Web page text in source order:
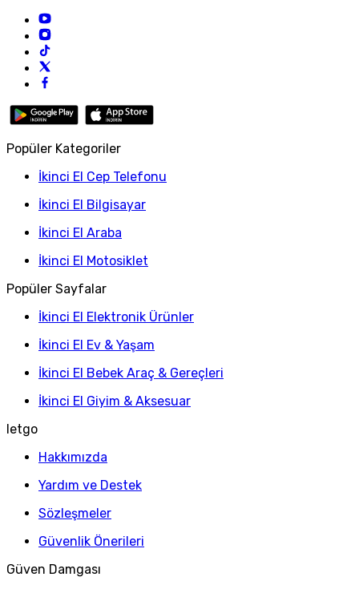
Popüler Kategoriler
İkinci El Cep Telefonu
İkinci El Bilgisayar
İkinci El Araba
İkinci El Motosiklet
Popüler Sayfalar
İkinci El Elektronik Ürünler
İkinci El Ev & Yaşam
İkinci El Bebek Araç & Gereçleri
İkinci El Giyim & Aksesuar
letgo
Hakkımızda
Yardım ve Destek
Sözleşmeler
Güvenlik Önerileri
Güven Damgası